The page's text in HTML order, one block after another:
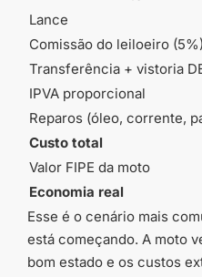
Lance
Comissão do leiloeiro (5%)
Transferência + vistoria
IPVA proporcional
Reparos (óleo, corrente,
Custo total
Valor FIPE da moto
Economia real
Esse é o cenário mais
está começando. A moto
bom estado e os custos